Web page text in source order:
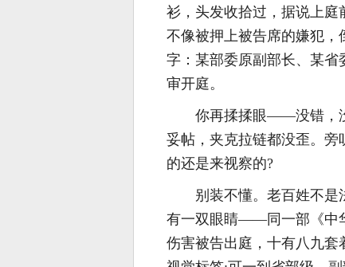
衫，头发收拾过，据说上
不像被押上被告席的嫌犯
字：某部委原副部长、某
审开庭。
你再揉揉眼——没错，
妥帖，夹克拉链都没歪。
的还是来视察的?
别装不懂。老百姓不是
有一双眼睛——同一部《中
伤害被告出庭，十有八九套